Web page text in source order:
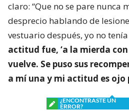
claro: “Que no se pare nunca
desprecio hablando de
vestuario después, yo no
actitud fue, ‘a la mierda con
vuelve. Se puso sus
a mí una y mi actitud es ojo
¿ENCONTRASTE UN
ERROR?